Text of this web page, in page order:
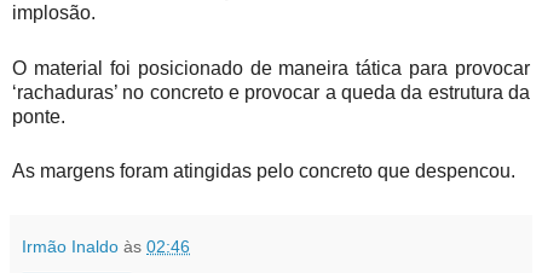
implosão.
O material foi posicionado de maneira tática para provocar
‘rachaduras’ no concreto e provocar a queda da estrutura da
ponte.
As margens foram atingidas pelo concreto que despencou.
Irmão Inaldo às 02:46